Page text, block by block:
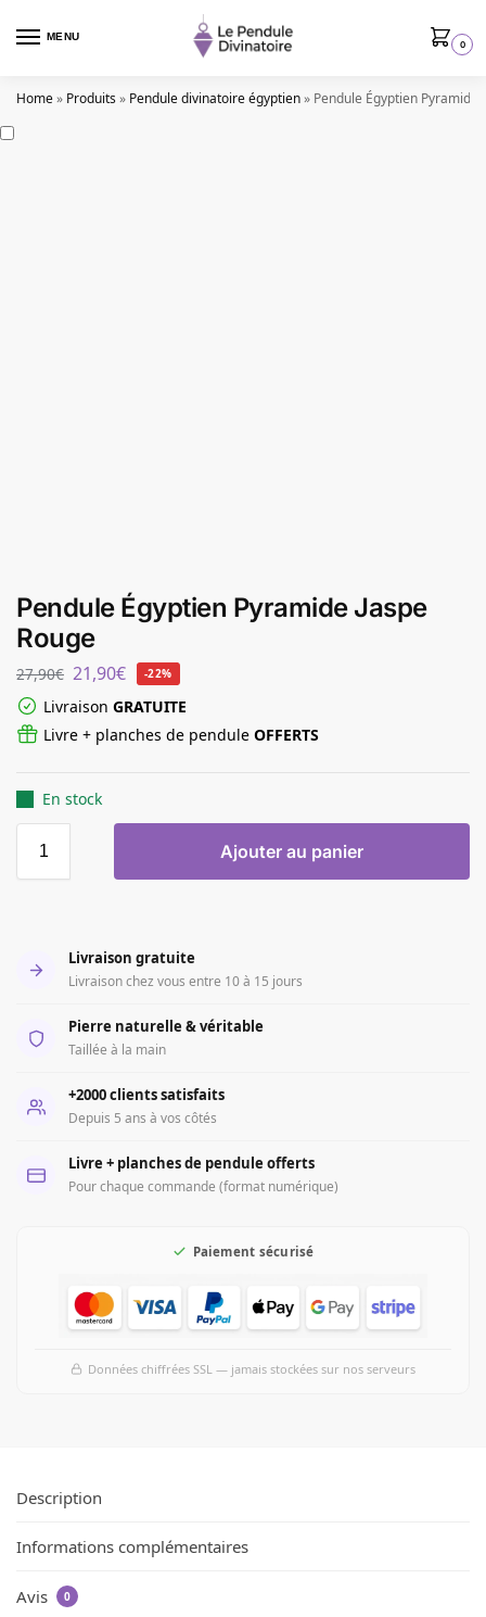
MENU
0
Home» Produits» Pendule divinatoire égyptien» Pendule Égyptien Pyramide
Pendule Égyptien Pyramide Jaspe
Rouge
27,90€ 21,90€ -22%
Livraison GRATUITE
Livre + planches de pendule OFFERTS
En stock
Ajouter au panier
Livraison gratuite
Livraison chez vous entre 10 à 15 jours
Pierre naturelle & véritable
Taillée à la main
+2000 clients satisfaits
Depuis 5 ans à vos côtés
Livre + planches de pendule offerts
Pour chaque commande (format numérique)
Paiement sécurisé
Données chiffrées SSL — jamais stockées sur nos serveurs
Description
Informations complémentaires
Avis 0